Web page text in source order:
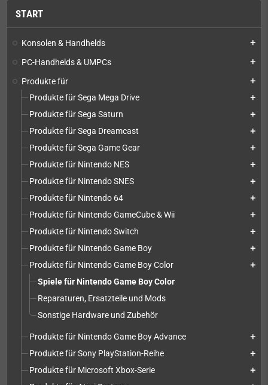
START
Konsolen & Handhelds add
PC-Handhelds & UMPCs add
Produkte für add
Produkte für Sega Mega Drive add
Produkte für Sega Saturn add
Produkte für Sega Dreamcast add
Produkte für Sega Game Gear add
Produkte für Nintendo NES add
Produkte für Nintendo SNES add
Produkte für Nintendo 64 add
Produkte für Nintendo GameCube & Wii add
Produkte für Nintendo Switch add
Produkte für Nintendo Game Boy add
Produkte für Nintendo Game Boy Color add
Spiele für Nintendo Game Boy Color
Reparaturen, Ersatzteile und Mods
Sonstige Hardware und Zubehör
Produkte für Nintendo Game Boy Advance add
Produkte für Sony PlayStation-Reihe add
Produkte für Microsoft Xbox-Serie add